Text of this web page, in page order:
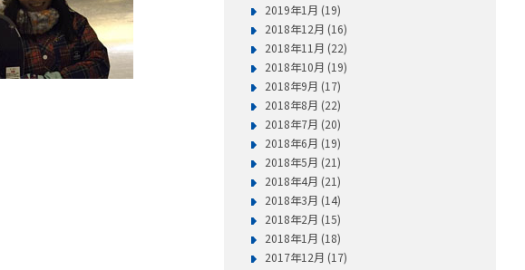
2019年1月 (19)
2018年12月 (16)
2018年11月 (22)
2018年10月 (19)
2018年9月 (17)
2018年8月 (22)
2018年7月 (20)
2018年6月 (19)
2018年5月 (21)
2018年4月 (21)
2018年3月 (14)
2018年2月 (15)
2018年1月 (18)
2017年12月 (17)